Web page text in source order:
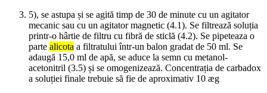
5), se astupa și se agită timp de 30 de minute cu un agitator
mecanic sau cu un agitator magnetic (4.1). Se filtrează soluția
printr-o hârtie de filtru cu fibră de sticlă (4.2). Se pipeteaza o
parte alicota a filtratului într-un balon gradat de 50 ml. Se
adaugă 15,0 ml de apă, se aduce la semn cu metanol-
acetonitril (3.5) și se omogenizează. Concentrația de carbadox
a soluției finale trebuie să fie de aproximativ 10 æg